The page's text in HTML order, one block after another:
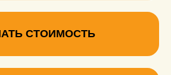
СТОИМОСТЬ